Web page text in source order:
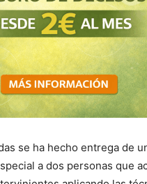
se ha hecho entrega de
a dos personas que